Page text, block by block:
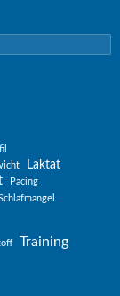
Laktat
Pacing
Training